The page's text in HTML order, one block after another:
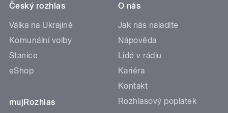
Český rozhlas
Válka na Ukrajině
Komunální volby
Stanice
eShop
mujRozhlas
O nás
Jak nás naladíte
Nápověda
Lidé v rádiu
Kariéra
Kontakt
Rozhlasový poplatek